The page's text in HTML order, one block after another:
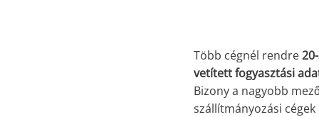
Több cégnél rendre
vetített fogyasztási
Bizony a nagyobb
szállítmányozási